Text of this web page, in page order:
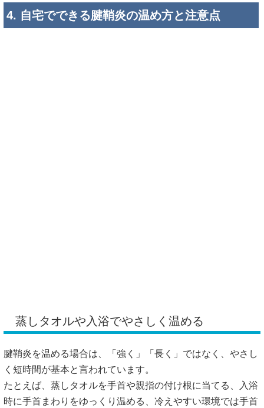
4. 自宅でできる腱鞘炎の温め方と注意点
蒸しタオルや入浴でやさしく温める
腱鞘炎を温める場合は、「強く」「長く」ではなく、やさし
く短時間が基本と言われています。
たとえば、蒸しタオルを手首や親指の付け根に当てる、入浴
時に手首まわりをゆっくり温める、冷えやすい環境では手首